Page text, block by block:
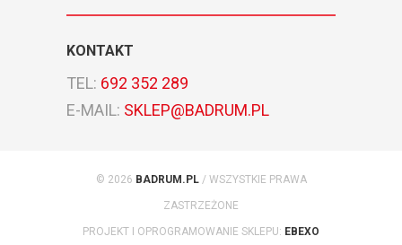
KONTAKT
TEL: 692 352 289
E-MAIL: SKLEP@BADRUM.PL
© 2026 BADRUM.PL/ WSZYSTKIE PRAWA
ZASTRZEŻONE
PROJEKT I OPROGRAMOWANIE SKLEPU: EBEXO